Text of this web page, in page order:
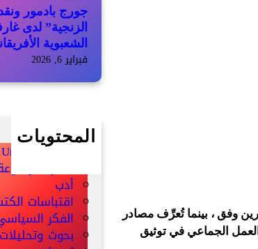
وفق ، بينما تُعرِّف مصادر
الجماعي في توثيق
جورج بادمور
الزنجية” لدى
الشعبوية
فبراير 6, 2026
المحتويات
Uncategorized
أخبار
أدب
اقتباسات
الفكر
بحوث